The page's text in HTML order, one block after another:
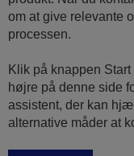
om at give relevante
processen.
Klik på knappen
højre på denne side
assistent, der kan
alternative måder at